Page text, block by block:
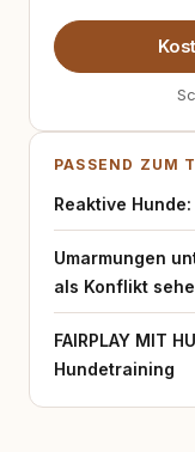
PASSEND ZUM
Reaktive
Umarmungen
als Konflikt
FAIRPLAY MIT
Hundetraining